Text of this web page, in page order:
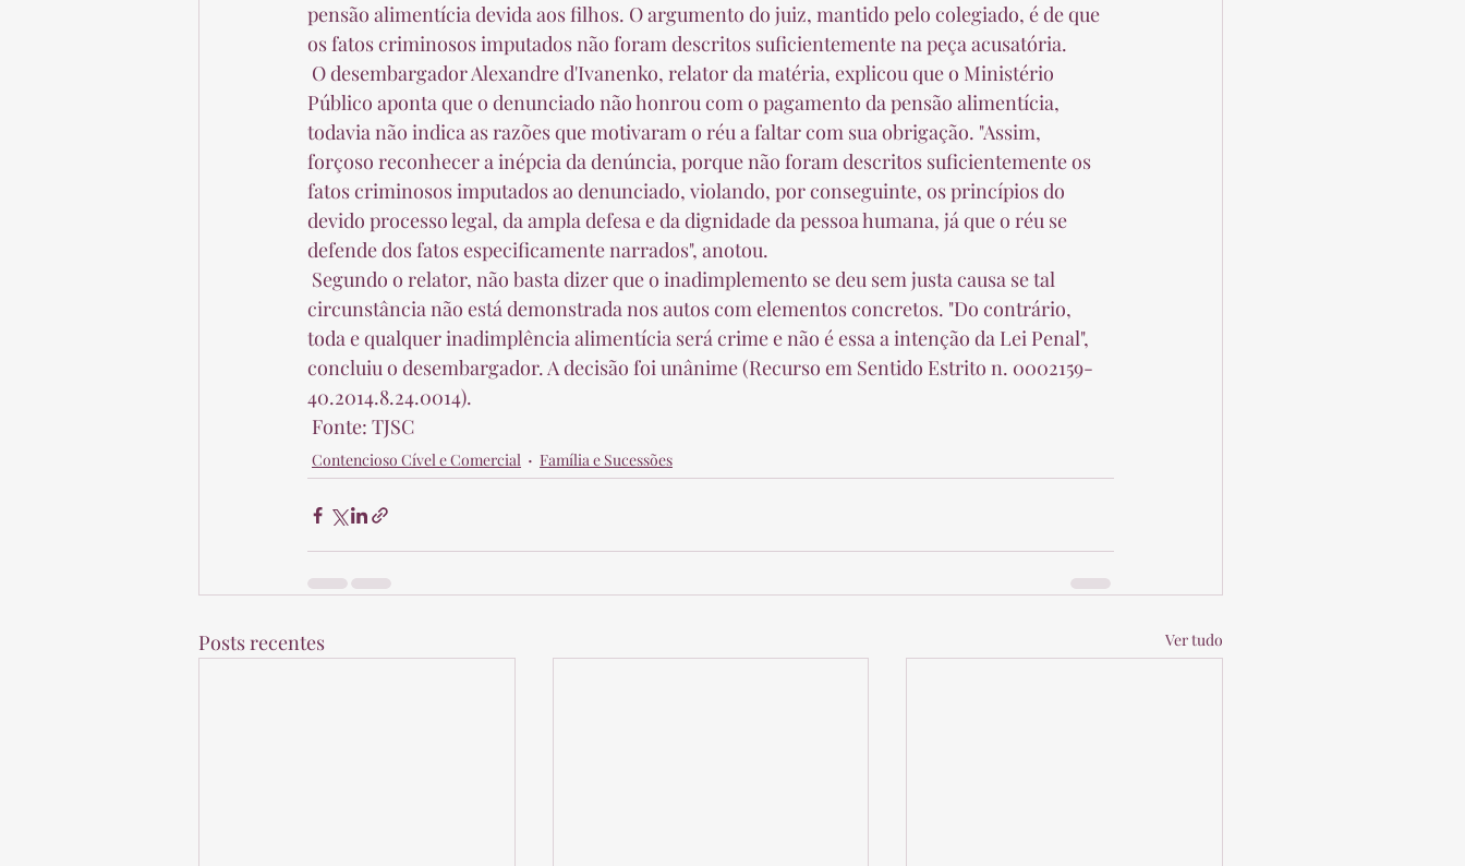
pensão alimentícia devida aos filhos. O argumento do juiz, mantido pelo colegiado, é de que
os fatos criminosos imputados não foram descritos suficientemente na peça acusatória.
Público aponta que o denunciado não honrou com o pagamento da pensão alimentícia,
todavia não indica as razões que motivaram o réu a faltar com sua obrigação. "Assim,
forçoso reconhecer a inépcia da denúncia, porque não foram descritos suficientemente os
fatos criminosos imputados ao denunciado, violando, por conseguinte, os princípios do
devido processo legal, da ampla defesa e da dignidade da pessoa humana, já que o réu se
defende dos fatos especificamente narrados", anotou.
circunstância não está demonstrada nos autos com elementos concretos. "Do contrário,
toda e qualquer inadimplência alimentícia será crime e não é essa a intenção da Lei Penal",
concluiu o desembargador. A decisão foi unânime (Recurso em Sentido Estrito n. 0002159-
40.2014.8.24.0014).
Fonte: TJSC
Contencioso Cível e Comercial Família e Sucessões
Posts recentes Ver tudo